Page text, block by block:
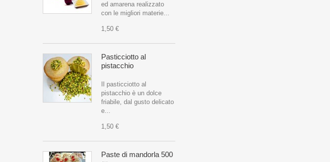
ed amarena realizzato
con le migliori materie...
1,50 €
Pasticciotto al
pistacchio
Il pasticciotto al
pistacchio è un dolce
friabile, dal gusto delicato
e...
1,50 €
Paste di mandorla 500